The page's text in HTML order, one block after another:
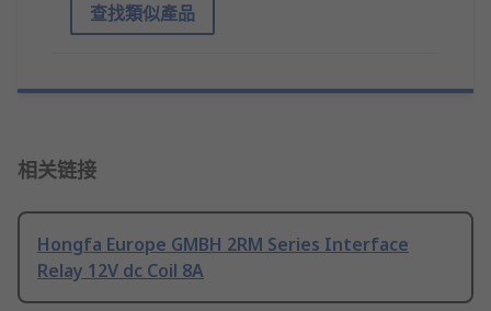
查找類似產品
相关链接
Hongfa Europe GMBH 2RM Series Interface
Relay 12V dc Coil 8A